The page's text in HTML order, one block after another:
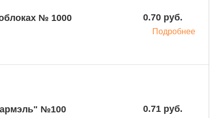
№ 1000
0.70 руб.
Подробнее
0.71 руб.